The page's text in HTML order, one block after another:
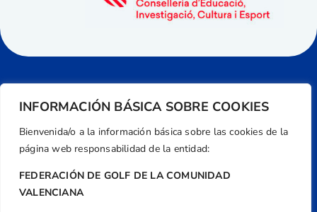
INFORMACIÓN BÁSICA SOBRE COOKIES
Bienvenida/o a la información básica sobre las cookies de la
página web responsabilidad de la entidad:
FEDERACIÓN DE GOLF DE LA COMUNIDAD
VALENCIANA